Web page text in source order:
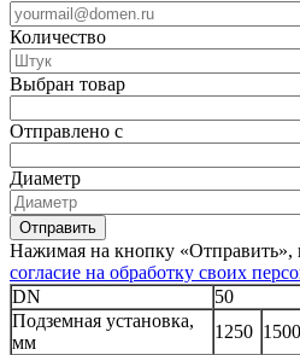
Количество
Выбран товар
Отправлено с
Диаметр
Отправить
Нажимая на кнопку «Отправить»,
согласие на обработку своих
DN
50
Подземная установка,
мм
1250 1500